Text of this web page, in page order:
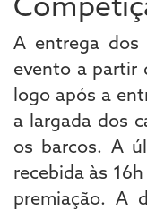
A entrega
evento a partir
logo após a
a largada dos
os barcos. A
recebida às
premiação. A